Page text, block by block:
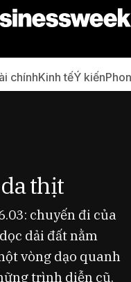
chínhKinh tếÝ kiến
thịt
chuyến đi của
dải đất nằm
vòng dạo quanh
trình diễn cũ.